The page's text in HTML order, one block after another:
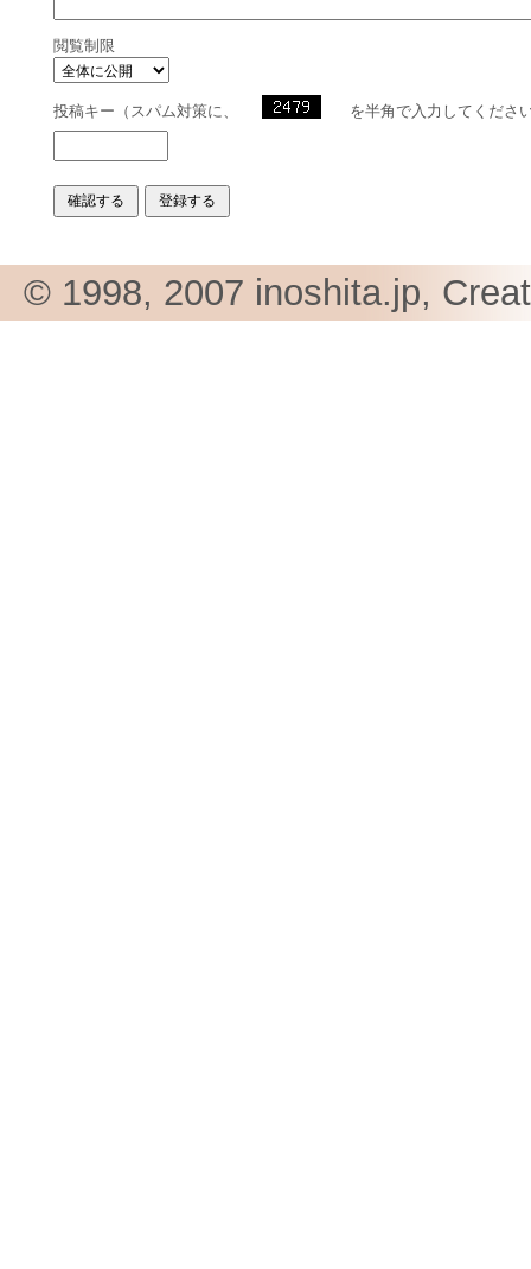
閲覧制限
投稿キー（スパム対策に、 を半角で入力してくださ
© 1998, 2007 inoshita.jp,